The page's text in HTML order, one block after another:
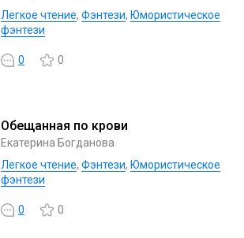
Легкое чтение, Фэнтези, Юмористическое
фэнтези
0 0
Обещанная по крови
Екатерина Богданова
Легкое чтение, Фэнтези, Юмористическое
фэнтези
0 0